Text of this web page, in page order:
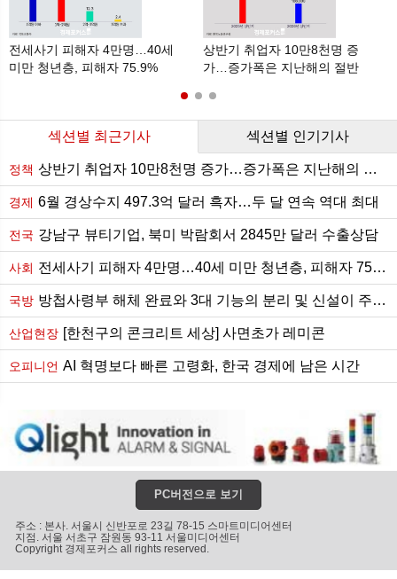
전세사기 피해자 4만명…40세
미만 청년층, 피해자 75.9%
상반기 취업자 10만8천명 증
가…증가폭은 지난해의 절반
섹션별 최근기사 섹션별 인기기사
정책 상반기 취업자 10만8천명 증가…증가폭은 지난해의 절반 수준
경제 6월 경상수지 497.3억 달러 흑자…두 달 연속 역대 최대
전국 강남구 뷰티기업, 북미 박람회서 2845만 달러 수출상담
사회 전세사기 피해자 4만명…40세 미만 청년층, 피해자 75.9%
국방 방첩사령부 해체 완료와 3대 기능의 분리 및 신설이 주는 함의
산업현장 [한천구의 콘크리트 세상] 사면초가 레미콘
오피니언 AI 혁명보다 빠른 고령화, 한국 경제에 남은 시간
PC버전으로 보기
주소 : 본사. 서울시 신반포로 23길 78-15 스마트미디어센터
지점. 서울 서초구 잠원동 93-11 서울미디어센터
Copyright 경제포커스 all rights reserved.